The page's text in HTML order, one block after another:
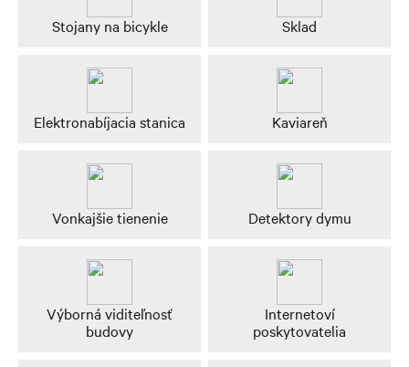
Stojany na bicykle Sklad
Elektronabíjacia stanica Kaviareň
Vonkajšie tienenie Detektory dymu
Výborná viditeľnosť
budovy
Internetoví
poskytovatelia